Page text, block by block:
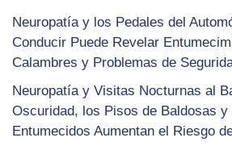
Neuropatía y los Pedales del
Conducir Puede Revelar
Calambres y Problemas de
Neuropatía y Visitas Nocturnas al
Oscuridad, los Pisos de Baldosas y
Entumecidos Aumentan el Riesgo